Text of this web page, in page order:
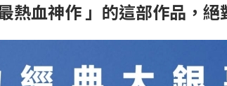
熱血神作 」的這部作品，